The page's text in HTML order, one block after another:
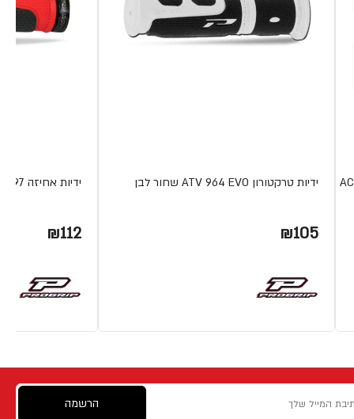
ידיות טרקטורון ATV 964 EVO שחור לבן
₪105
ידיות אחיזה 997 22 מ"מ אדום שחור
₪112
הרשמה